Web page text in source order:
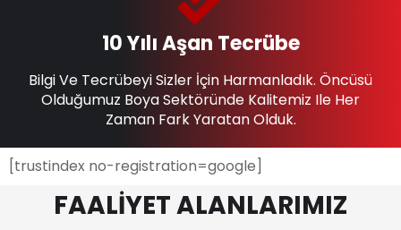
10 Yılı Aşan Tecrübe
Bilgi Ve Tecrübeyi Sizler İçin Harmanladık. Öncüsü
Olduğumuz Boya Sektöründe Kalitemiz Ile Her
Zaman Fark Yaratan Olduk.
[trustindex no-registration=google]
FAALİYET ALANLARIMIZ